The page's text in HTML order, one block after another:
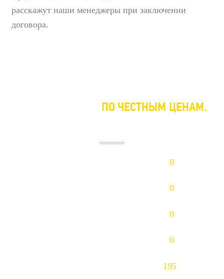
расскажут наши менеджеры при заключении
договора.
ПО ЧЕСТНЫМ ЦЕНАМ.
0
0
0
0
195